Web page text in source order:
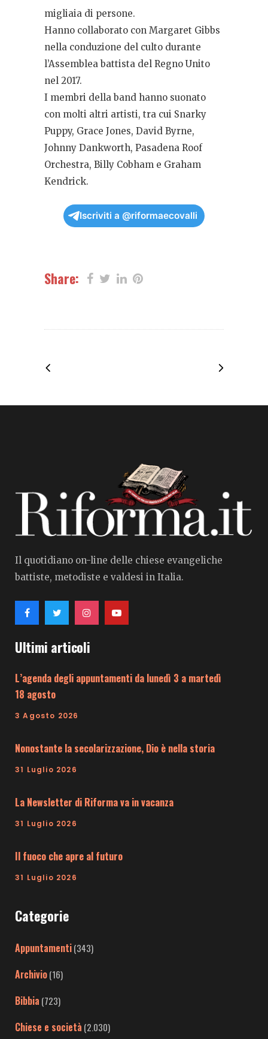
migliaia di persone.
Hanno collaborato con Margaret Gibbs
nella conduzione del culto durante
l’Assemblea battista del Regno Unito
nel 2017.
I membri della band hanno suonato
con molti altri artisti, tra cui Snarky
Puppy, Grace Jones, David Byrne,
Johnny Dankworth, Pasadena Roof
Orchestra, Billy Cobham e Graham
Kendrick.
Iscriviti a @riformaecovalli
Share:
Il quotidiano on-line delle chiese evangeliche
battiste, metodiste e valdesi in Italia.
Ultimi articoli
L’agenda degli appuntamenti da lunedì 3 a martedì
18 agosto
3 Agosto 2026
Nonostante la secolarizzazione, Dio è nella storia
31 Luglio 2026
La Newsletter di Riforma va in vacanza
31 Luglio 2026
Il fuoco che apre al futuro
31 Luglio 2026
Categorie
Appuntamenti(343)
Archivio(16)
Bibbia (723)
Chiese e società (2.030)